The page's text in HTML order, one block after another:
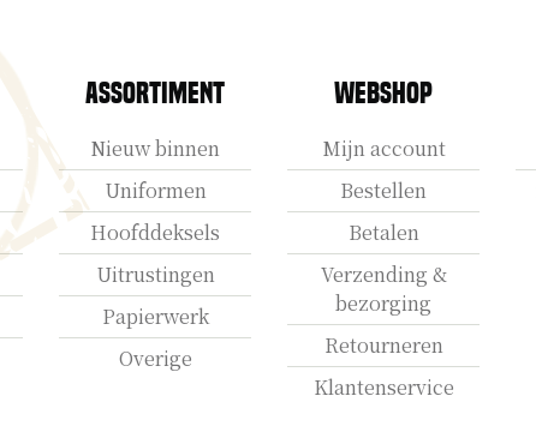
Assortiment
Nieuw binnen
Uniformen
Hoofddeksels
Uitrustingen
Papierwerk
Overige
Webshop
Mijn account
Bestellen
Betalen
Verzending &
bezorging
Retourneren
Klantenservice